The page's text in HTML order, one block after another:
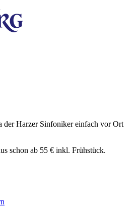
der Harzer Sinfoniker einfach vor Ort
schon ab 55 € inkl. Frühstück.